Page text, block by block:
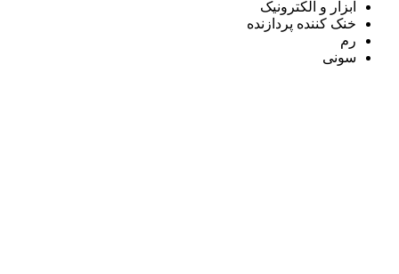
ابزار و الکترونیک
خنک کننده پردازنده
رم
سونی